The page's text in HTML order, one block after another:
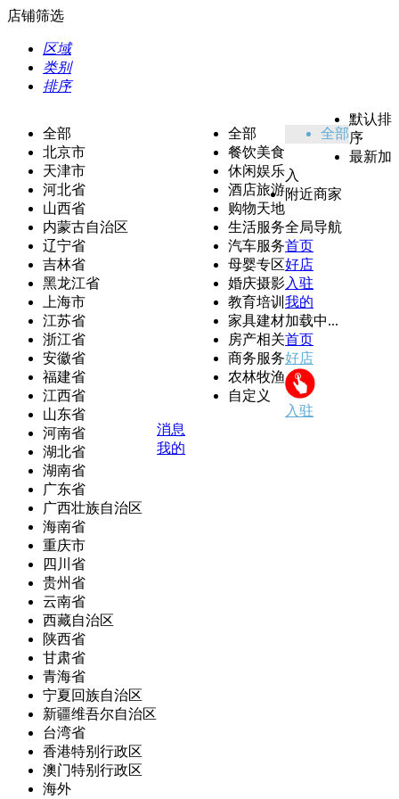
店铺筛选
区域
类别
排序
全部
北京市
天津市
河北省
山西省
内蒙古自治区
辽宁省
吉林省
黑龙江省
上海市
江苏省
浙江省
安徽省
福建省
江西省
山东省
河南省
湖北省
湖南省
广东省
广西壮族自治区
海南省
重庆市
四川省
贵州省
云南省
西藏自治区
陕西省
甘肃省
青海省
宁夏回族自治区
新疆维吾尔自治区
台湾省
香港特别行政区
澳门特别行政区
海外
全部
餐饮美食
休闲娱乐
酒店旅游
购物天地
生活服务
汽车服务
母婴专区
婚庆摄影
教育培训
家具建材
房产相关
商务服务
农林牧渔
自定义
全部
默认排
序
最新加
入
附近商家
全局导航
首页
好店
入驻
我的
加载中...
首页
好店
入驻
消息
我的